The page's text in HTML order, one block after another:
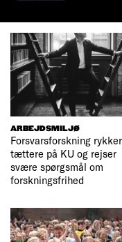
ARBEJDSMILJØ
Forsvarsforskning rykker
tættere på KU og rejser
svære spørgsmål om
forskningsfrihed